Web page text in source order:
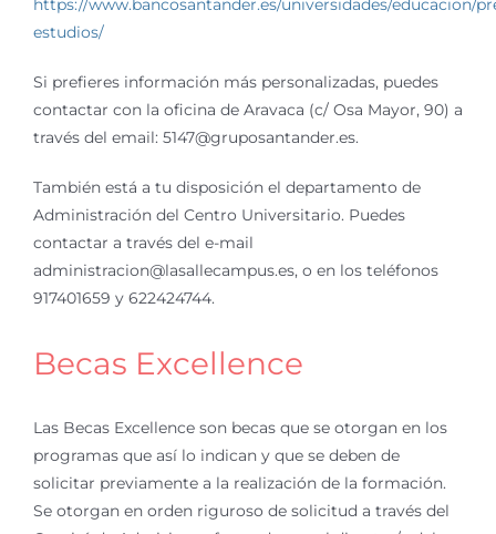
https://www.bancosantander.es/universidades/educacion/
estudios/
Si prefieres información más personalizadas, puedes
contactar con la oficina de Aravaca (c/ Osa Mayor, 90) a
través del email: 5147@gruposantander.es.
También está a tu disposición el departamento de
Administración del Centro Universitario. Puedes
contactar a través del e-mail
administracion@lasallecampus.es, o en los teléfonos
917401659 y 622424744.
Becas Excellence
Las Becas Excellence son becas que se otorgan en los
programas que así lo indican y que se deben de
solicitar previamente a la realización de la formación.
Se otorgan en orden riguroso de solicitud a través del